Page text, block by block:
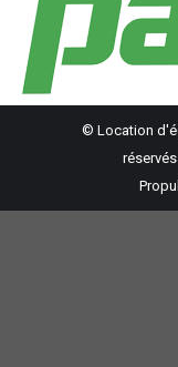
© Location